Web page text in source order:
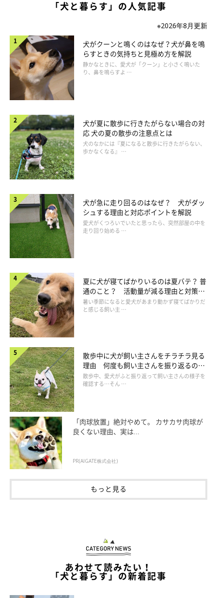
「犬と暮らす」の人気記事
※2026年8月更新
犬がクーンと鳴くのはなぜ？犬が鼻を鳴
らすときの気持ちと見極め方を解説
静かなときに、愛犬が「クーン」と小さく鳴いた
り、鼻を鳴らすよ …
犬が夏に散歩に行きたがらない場合の対
応 犬の夏の散歩の注意点とは
犬のなかには『夏になると散歩に行きたがらない、
歩かなくなる』 …
犬が急に走り回るのはなぜ？ 犬がダッ
シュする理由と対応ポイントを解説
愛犬がくつろいでいたと思ったら、突然部屋の中を
走り回り始める …
夏に犬が寝てばかりいるのは夏バテ？ 普
通のこと？ 活動量が減る理由と対策と
は
暑い季節になると愛犬があまり動かず寝てばかりだ
と感じる飼い主 …
散歩中に犬が飼い主さんをチラチラ見る
理由 何度も飼い主さんを振り返るのは
なぜ？
散歩中、愛犬がふと振り返って飼い主さんの様子を
確認する…そん …
「肉球放置」絶対やめて。 カサカサ肉球が
良くない理由、実は...
PR(AIGATE株式会社)
もっと見る
あわせて読みたい！
「犬と暮らす」の新着記事